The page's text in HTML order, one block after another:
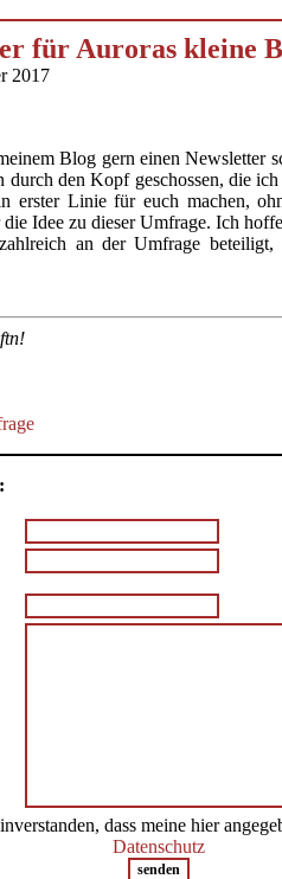
für Auroras kleine
2017
Blog gern einen Newsletter
durch den Kopf geschossen, die
erster Linie für euch machen,
Idee zu dieser Umfrage. Ich
an der Umfrage
dass meine hier
Datenschutz